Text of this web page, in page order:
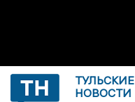
ТУЛЬСКИЕ
НОВОСТИ